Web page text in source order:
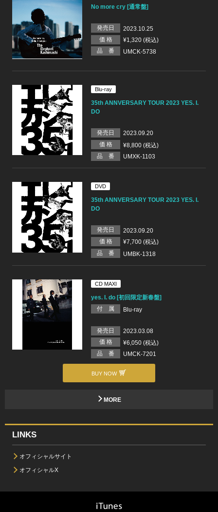
No more cry [通常盤]
発売日
2023.10.25
価 格
¥1,320 (税込)
品 番
UMCK-5738
Blu-ray
35th ANNVERSARY TOUR 2023 YES. I.
DO
発売日
2023.09.20
価 格
¥8,800 (税込)
品 番
UMXK-1103
DVD
35th ANNVERSARY TOUR 2023 YES. I.
DO
発売日
2023.09.20
価 格
¥7,700 (税込)
品 番
UMBK-1318
CD MAXI
yes. I. do [初回限定新春盤]
付 属
Blu-ray
発売日
2023.03.08
価 格
¥6,050 (税込)
品 番
UMCK-7201
BUY NOW
MORE
LINKS
オフィシャルサイト
オフィシャルX